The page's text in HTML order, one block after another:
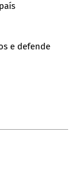
e defende